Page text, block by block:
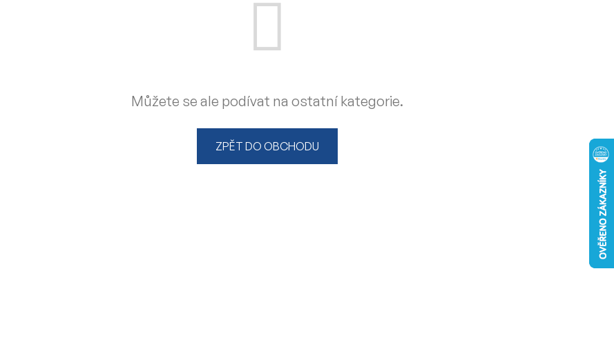
Můžete se ale podívat na ostatní kategorie.
ZPĚT DO OBCHODU